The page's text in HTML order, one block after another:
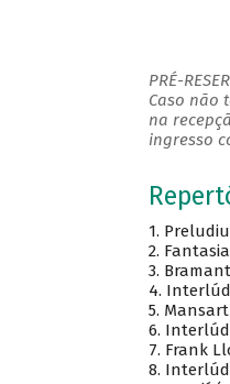
PRÉ-
Caso não
na
ingresso
1.
2.
3.
4.
5. Mansart
6.
7. Frank
8.